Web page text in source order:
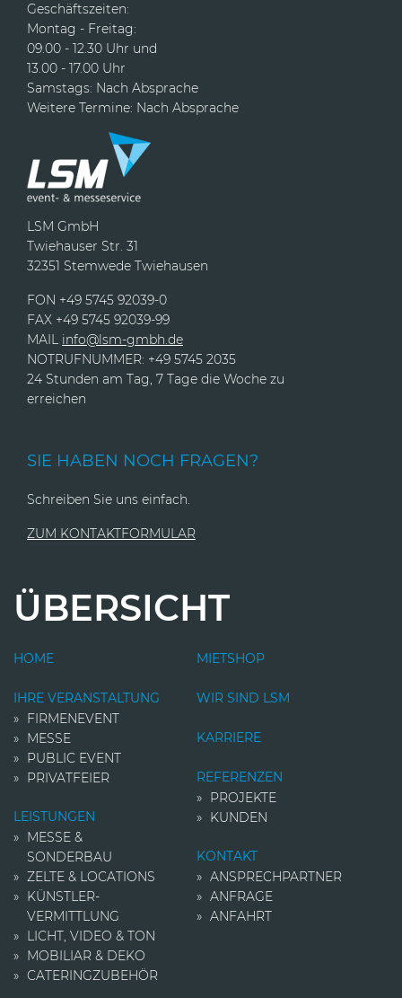
Geschäftszeiten:
Montag - Freitag:
09.00 - 12.30 Uhr und
13.00 - 17.00 Uhr
Samstags: Nach Absprache
Weitere Termine: Nach Absprache
LSM GmbH
Twiehauser Str. 31
32351 Stemwede Twiehausen
FON +49 5745 92039-0
FAX +49 5745 92039-99
MAIL info@lsm-gmbh.de
NOTRUFNUMMER: +49 5745 2035
24 Stunden am Tag, 7 Tage die Woche zu
erreichen
SIE HABEN NOCH FRAGEN?
Schreiben Sie uns einfach.
ZUM KONTAKTFORMULAR
ÜBERSICHT
HOME
IHRE VERANSTALTUNG
FIRMENEVENT
MESSE
PUBLIC EVENT
PRIVATFEIER
LEISTUNGEN
MESSE &
SONDERBAU
ZELTE & LOCATIONS
KÜNSTLER­
VERMITTLUNG
LICHT, VIDEO & TON
MOBILIAR & DEKO
CATERINGZUBEHÖR
MIETSHOP
WIR SIND LSM
KARRIERE
REFERENZEN
PROJEKTE
KUNDEN
KONTAKT
ANSPRECHPARTNER
ANFRAGE
ANFAHRT